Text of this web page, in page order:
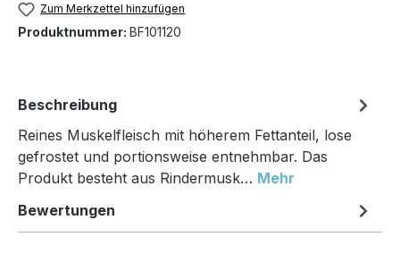
Zum Merkzettel hinzufügen
Produktnummer: BF101120
Beschreibung
Reines Muskelfleisch mit höherem Fettanteil, lose
gefrostet und portionsweise entnehmbar. Das
Produkt besteht aus Rindermusk… Mehr
Bewertungen